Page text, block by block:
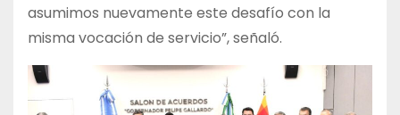
asumimos nuevamente este desafío con la
misma vocación de servicio”, señaló.